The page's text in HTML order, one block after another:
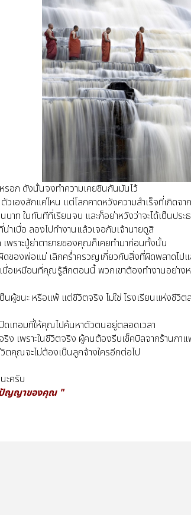
รอก ดังนั้นจงทำความเคยชินกันมันไว้
วเองสักแค่ไหน แต่โลกคาดหวังความสำเร็จที่เกิดจ
บาท ในทันทีที่เรียนจบ และก็อย่าหวังว่าจะได้เป็น
เบื่อ ลองไปทำงานแล้วเจอกับเจ้านายดูสิ
เพราะปู่ย่าตายายของคุณก็เคยทำมาก่อนทั้งนั้น
ของพ่อแม่ เลิกคร่ำครวญเกี่ยวกับสิ่งที่ผิดพลาดไป
อเหมือนที่คุณรู้สึกตอนนี้ พวกเขาต้องทำงานอย่าง
ผู้ชนะ หรือแพ้ แต่ชีวิตจริง ไม่ใช่ โรงเรียนแห่งชีวิ
ดเทอมที่ให้คุณไปค้นหาตัวตนอยู่ตลอดเวลา
ริง เพราะในชีวิตจริง ผู้คนต้องรีบเช็คบิลจากร้านกา
ตคุณจะไม่ต้องเป็นลูกจ้างใครอีกต่อไป
ะครับ
ปัญญาของคุณ "